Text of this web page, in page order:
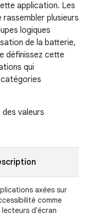
application. Les
plusieurs
logiques
de la batterie,
définissez cette
qui
valeurs
axées sur
comme
lecteurs d'écran